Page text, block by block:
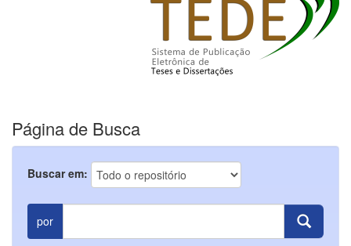
Página de Busca
Buscar em:
por